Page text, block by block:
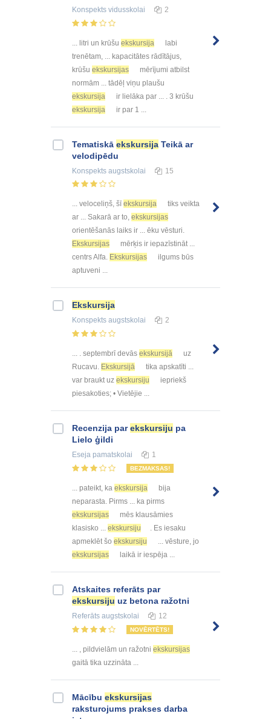
Konspekts vidusskolai 2
... litri un krūšu ekskursija
labi
trenētam, ... kapacitātes rādītājus,
krūšu ekskursijas
mērījumi atbilst
normām ... tādēļ viņu plaušu
ekskursija
ir lielāka par ... . 3 krūšu
ekskursija
ir par 1 ...
Tematiskā ekskursija Teikā ar
velodipēdu
Konspekts augstskolai 15
... veloceliņš, šīekskursija
tiks veikta
ar ... Sakarā ar to, ekskursijas
orientēšanās laiks ir ... ēku vēsturi.
Ekskursijas
mērķis ir iepazīstināt ...
centrs Alfa. Ekskursijas
ilgums būs
aptuveni ...
Ekskursija
Konspekts augstskolai 2
... . septembrī devās ekskursijā
uz
Rucavu. Ekskursijā
tika apskatīti ...
var braukt uz ekskursiju
iepriekš
piesakoties; • Vietējie ...
Recenzija parekskursiju pa
Lielo ģildi
Eseja pamatskolai 1
BEZMAKSAS!
... pateikt, ka ekskursija
bija
neparasta. Pirms ... ka pirms
ekskursijas
mēs klausāmies
klasisko ... ekskursiju
. Es iesaku
apmeklēt šo ekskursiju
... vēsture, jo
ekskursijas
laikā ir iespēja ...
Atskaites referāts par
ekskursiju uz betona ražotni
Referāts augstskolai 12
NOVĒRTĒTS!
... , pildvielām un ražotni ekskursijas
gaitā tika uzzināta ...
Mācību ekskursijas
raksturojums prakses darba